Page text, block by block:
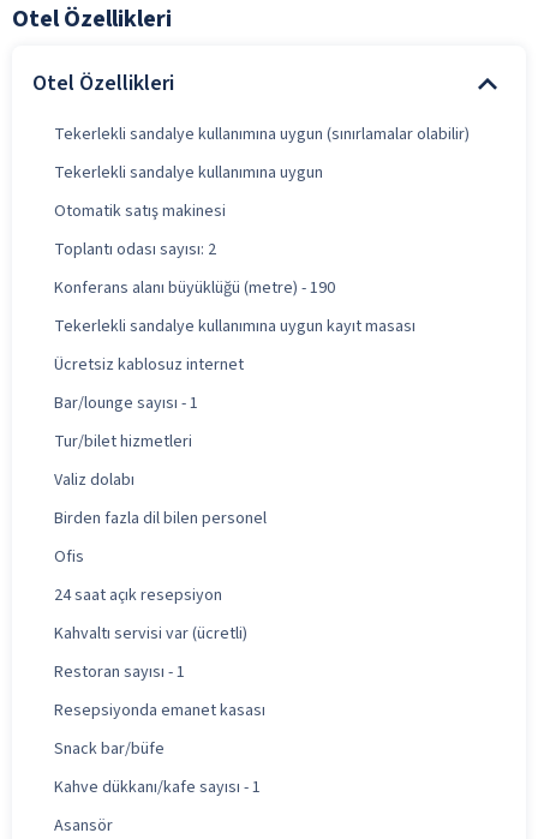
Otel Özellikleri
Otel Özellikleri
Tekerlekli sandalye kullanımına uygun (sınırlamalar olabilir)
Tekerlekli sandalye kullanımına uygun
Otomatik satış makinesi
Toplantı odası sayısı: 2
Konferans alanı büyüklüğü (metre) - 190
Tekerlekli sandalye kullanımına uygun kayıt masası
Ücretsiz kablosuz internet
Bar/lounge sayısı - 1
Tur/bilet hizmetleri
Valiz dolabı
Birden fazla dil bilen personel
Ofis
24 saat açık resepsiyon
Kahvaltı servisi var (ücretli)
Restoran sayısı - 1
Resepsiyonda emanet kasası
Snack bar/büfe
Kahve dükkanı/kafe sayısı - 1
Asansör